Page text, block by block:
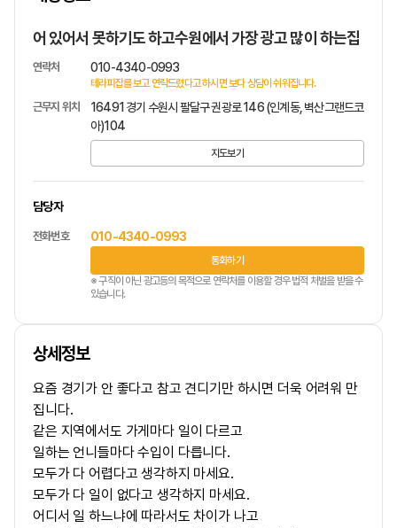
어 있어서 못하기도 하고수원에서 가장 광고 많이 하는집
연락처 010-4340-0993
테라피잡를 보고 연락드렸다고 하시면 보다 상담이 쉬워집니다.
근무지 위치
16491 경기 수원시 팔달구 권광로 146 (인계동, 벽산그랜드코
아)104
지도보기
담당자
전화번호 010-4340-0993
통화하기
※ 구직이 아닌 광고등의 목적으로 연락처를 이용할 경우 법적 처벌을 받을 수
있습니다.
상세정보
요즘 경기가 안 좋다고 참고 견디기만 하시면 더욱 어려워 만
집니다.
같은 지역에서도 가게마다 일이 다르고
일하는 언니들마다 수입이 다릅니다.
모두가 다 어렵다고 생각하지 마세요.
모두가 다 일이 없다고 생각하지 마세요.
어디서 일 하느냐에 따라서도 차이가 나고